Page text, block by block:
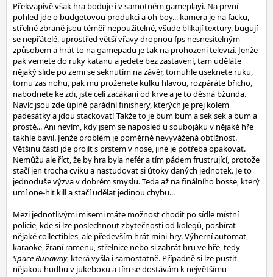
Překvapivě však hra boduje i v samotném gameplayi. Na první
pohled jde o budgetovou produkci a oh boy... kamera je na facku,
střelné zbraně jsou téměř nepoužitelné, všude blikají textury, bugují
se nepřátelé, uprostřed větší vřavy dropnou fps nesnesitelným
způsobem a hrát to na gamepadu je tak na prohození televizí. Jenže
pak vemete do ruky katanu a jedete bez zastavení, tam uděláte
nějaký slide po zemi se seknutím na závěr, tomuhle useknete ruku,
tomu zas nohu, pak mu proženete kulku hlavou, rozpáráte břicho,
nabodnete ke zdi, jste celí zacákaní od krve a je to děsná bžunda.
Navíc jsou zde úplně parádní finishery, kterých je prej kolem
padesátky a jdou stackovat! Takže to je bum bum a sek sek a bum a
prostě... Ani nevím, kdy jsem se naposled u soubojáku v nějaké hře
takhle bavil. Jenže problém je poměrně nevyvážená obtížnost.
Většinu částí jde projít s prstem v nose, jiné je potřeba opakovat.
Nemůžu ale říct, že by hra byla nefér a tím pádem frustrující, protože
stačí jen trocha cviku a nastudovat si útoky daných jednotek. Je to
jednoduše výzva v dobrém smyslu. Teda až na finálního bosse, který
umí one-hit kill a stačí udělat jedinou chybu...
Mezi jednotlivými misemi máte možnost chodit po sídle místní
policie, kde si lze poslechnout zbytečnosti od kolegů, posbírat
nějaké collectibles, ale především hrát mini-hry. Výherní automat,
karaoke, žraní ramenu, střelnice nebo si zahrát hru ve hře, tedy
Space Runaway, která vyšla i samostatně. Případně si lze pustit
nějakou hudbu v jukeboxu a tím se dostávám k největšímu